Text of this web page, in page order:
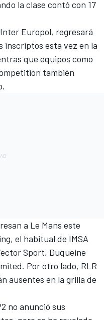
la clase contó con 17
Europol, regresará
inscriptos esta vez en la
que equipos como
también
a Le Mans este
el habitual de IMSA
Sport, Duqueine
Por otro lado, RLR
ausentes en la grilla de
no anunció sus